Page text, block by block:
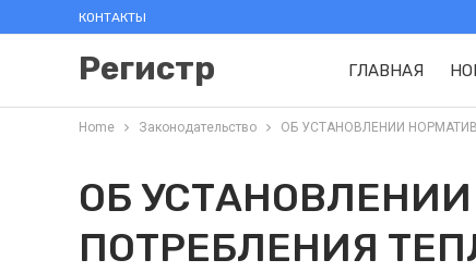
КОНТАКТЫ
Регистр ГЛАВНАЯ
Home Законодательство ОБ УСТАНОВЛЕНИИ
ОБ
ПОТРЕБЛЕНИЯ